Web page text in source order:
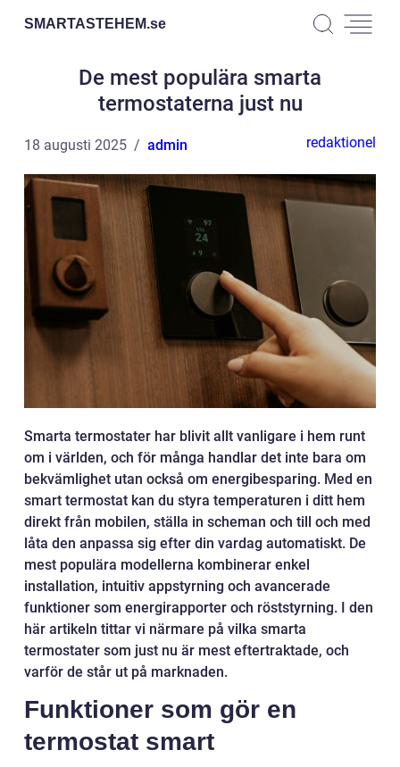
SMARTASTEHEM.se
De mest populära smarta
termostaterna just nu
18 augusti 2025 admin redaktionel
Smarta termostater har blivit allt vanligare i hem runt
om i världen, och för många handlar det inte bara om
bekvämlighet utan också om energibesparing. Med en
smart termostat kan du styra temperaturen i ditt hem
direkt från mobilen, ställa in scheman och till och med
låta den anpassa sig efter din vardag automatiskt. De
mest populära modellerna kombinerar enkel
installation, intuitiv appstyrning och avancerade
funktioner som energirapporter och röststyrning. I den
här artikeln tittar vi närmare på vilka smarta
termostater som just nu är mest eftertraktade, och
varför de står ut på marknaden.
Funktioner som gör en
termostat smart